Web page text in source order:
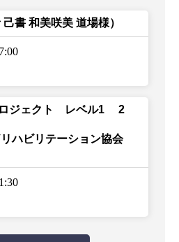
己書 和美咲美 道場様）
ロジェクト レベル1 2
リハビリテーション協会